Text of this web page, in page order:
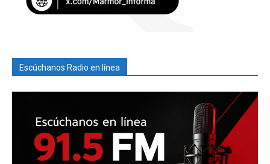
Escúchanos Radio en línea